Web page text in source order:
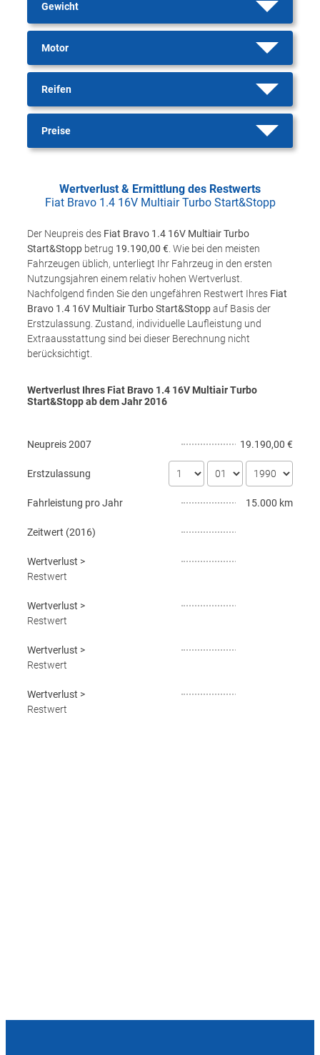
Gewicht
Motor
Reifen
Preise
Wertverlust & Ermittlung des Restwerts
Fiat Bravo 1.4 16V Multiair Turbo Start&Stopp
Der Neupreis des Fiat Bravo 1.4 16V Multiair Turbo
Start&Stopp betrug 19.190,00 € . Wie bei den meisten
Fahrzeugen üblich, unterliegt Ihr Fahrzeug in den ersten
Nutzungsjahren einem relativ hohen Wertverlust.
Nachfolgend finden Sie den ungefähren Restwert Ihres Fiat
Bravo 1.4 16V Multiair Turbo Start&Stoppauf Basis der
Erstzulassung. Zustand, individuelle Laufleistung und
Extraausstattung sind bei dieser Berechnung nicht
berücksichtigt.
Wertverlust Ihres Fiat Bravo 1.4 16V Multiair Turbo
Start&Stopp ab dem Jahr2016
Neupreis2007 19.190,00 €
Erstzulassung
Fahrleistung pro Jahr 15.000 km
Zeitwert (2016)
Wertverlust >
Restwert
Wertverlust >
Restwert
Wertverlust >
Restwert
Wertverlust >
Restwert